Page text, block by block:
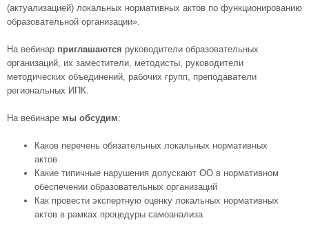
(актуализацией) локальных нормативных актов по функционированию
образовательной организации».
На вебинар приглашаются руководители образовательных
организаций, их заместители, методисты, руководители
методических объединений, рабочих групп, преподаватели
региональных ИПК.
На вебинаре мы обсудим:
Каков перечень обязательных локальных нормативных
актов
Какие типичные нарушения допускают ОО в нормативном
обеспечении образовательных организаций
Как провести экспертную оценку локальных нормативных
актов в рамках процедуры самоанализа